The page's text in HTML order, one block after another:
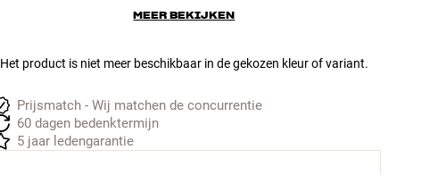
MEER BEKIJKEN
Het product is niet meer beschikbaar in de gekozen kleur of variant.
Prijsmatch - Wij matchen de concurrentie
60 dagen bedenktermijn
5 jaar ledengarantie